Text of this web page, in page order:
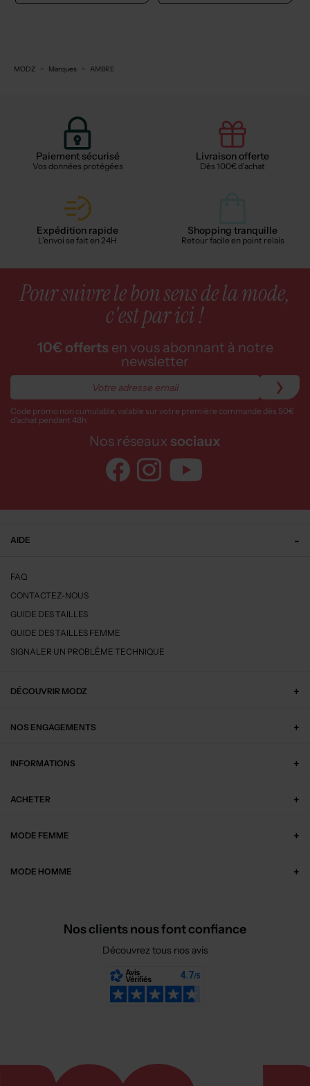
MODZ Marques AMBRE
Paiement sécurisé
Vos données protégées
Livraison offerte
Dès 100€ d'achat
Expédition rapide
L'envoi se fait en 24H
Shopping tranquille
Retour facile en point relais
Pour suivre le bon sens de la mode,
c'est par ici !
10€ offerts en vous abonnant à notre
newsletter
Code promo non cumulable, valable sur votre première commande dès 50€
d’achat pendant 48h
Nos réseaux sociaux
AIDE
FAQ
CONTACTEZ-NOUS
GUIDE DES TAILLES
GUIDE DES TAILLES FEMME
SIGNALER UN PROBLÈME TECHNIQUE
DÉCOUVRIR MODZ
NOS ENGAGEMENTS
INFORMATIONS
ACHETER
MODE FEMME
MODE HOMME
Nos clients nous font confiance
Découvrez tous nos avis